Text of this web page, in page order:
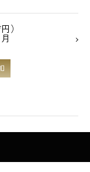
）